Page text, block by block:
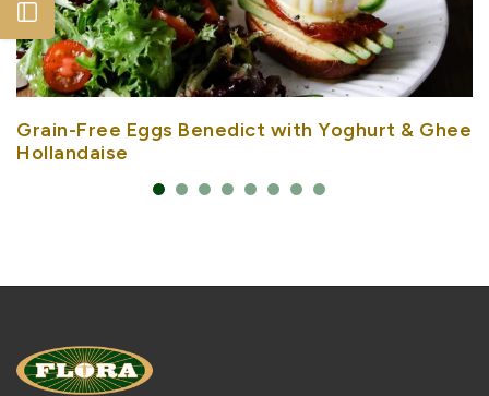
Grain-Free Eggs Benedict with Yoghurt & Ghee
Hollandaise
Open sidebar